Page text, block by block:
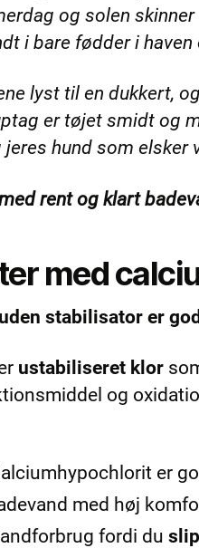
og solen
i bare fødder i
lyst til en dukkert,
er tøjet smidt og
hund som elsker
rent og klart
med
stabilisator er
ustabiliseret klor
og
er
med høj
fordi du